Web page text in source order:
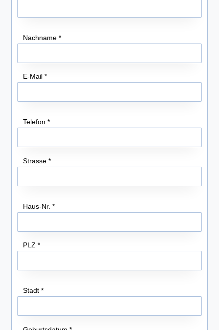
Nachname*
E-Mail*
Telefon*
Strasse*
Haus-Nr.*
PLZ*
Stadt*